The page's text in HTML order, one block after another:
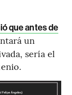
que antes de
un
sería el